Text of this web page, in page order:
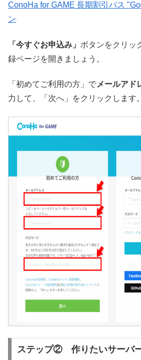
ConoHa for GAME 長期割引パス
ン
「今すぐお申込み」 ボタンをクリッ
録ページを開きましょう。
「初めてご利用の方」でメールアド
力して、「次へ」をクリックします。
ステップ② 作りたいサーバ